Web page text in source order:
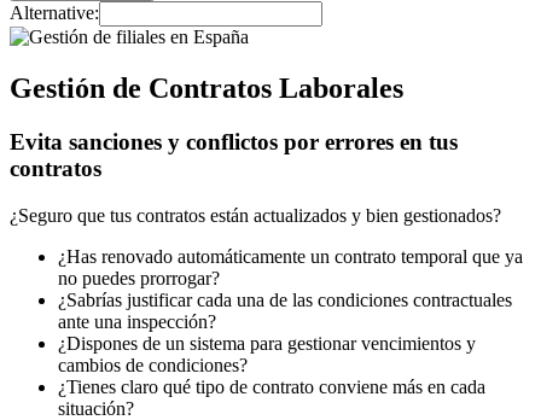
Alternative:
Gestión de Contratos Laborales
Evita sanciones y conflictos por errores en tus
contratos
¿Seguro que tus contratos están actualizados y bien gestionados?
¿Has renovado automáticamente un contrato temporal que ya
no puedes prorrogar?
¿Sabrías justificar cada una de las condiciones contractuales
ante una inspección?
¿Dispones de un sistema para gestionar vencimientos y
cambios de condiciones?
¿Tienes claro qué tipo de contrato conviene más en cada
situación?